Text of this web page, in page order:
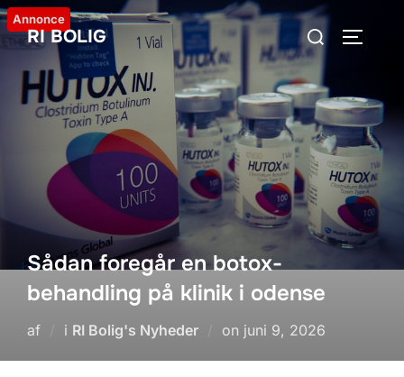
Videre
til
RI BOLIG
Søg
efter:
Annonce
Sådan foregår en botox-
behandling på klinik i odense
af i RI Bolig's Nyheder on Udgivet
juni 9, 2026